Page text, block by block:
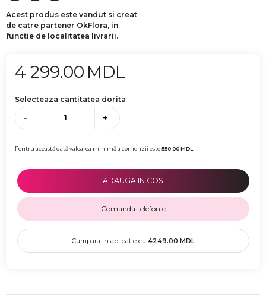
Acest produs este vandut si creat
de catre partener OkFlora, in
functie de localitatea livrarii.
4 299.00 MDL
Selecteaza cantitatea dorita
- +
Pentru această dată valoarea minimă a comenzii este550.00MDL
ADAUGA IN COS
Comanda telefonic
Cumpara in aplicatie cu 4249.00 MDL